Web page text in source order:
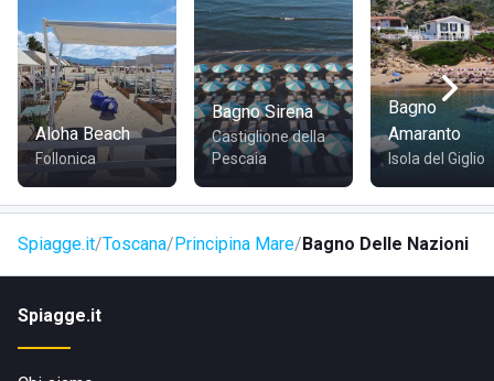
Visita il sito di Bagno Delle Nazioni
Aloha Beach
Follonica
Bagno Sirena
Castiglione della
Pescaia
Bagno
Amaranto
Isola del Giglio
Spiagge.it Toscana Principina Mare Bagno Delle Nazioni
Spiagge.it